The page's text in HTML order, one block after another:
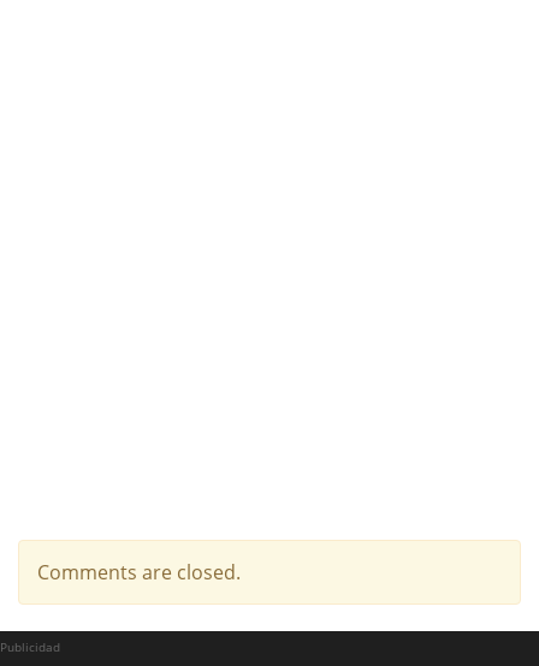
Comments are closed.
Publicidad